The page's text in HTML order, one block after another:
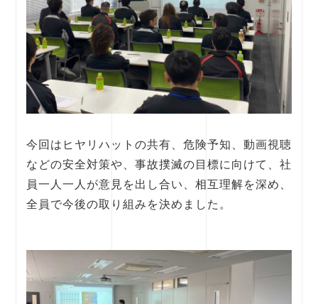
今回はヒヤリハットの共有、危険予知、動画視聴
などの安全対策や、事故撲滅の目標に向けて、社
員一人一人が意見を出し合い、相互理解を深め、
全員で今後の取り組みを決めました。